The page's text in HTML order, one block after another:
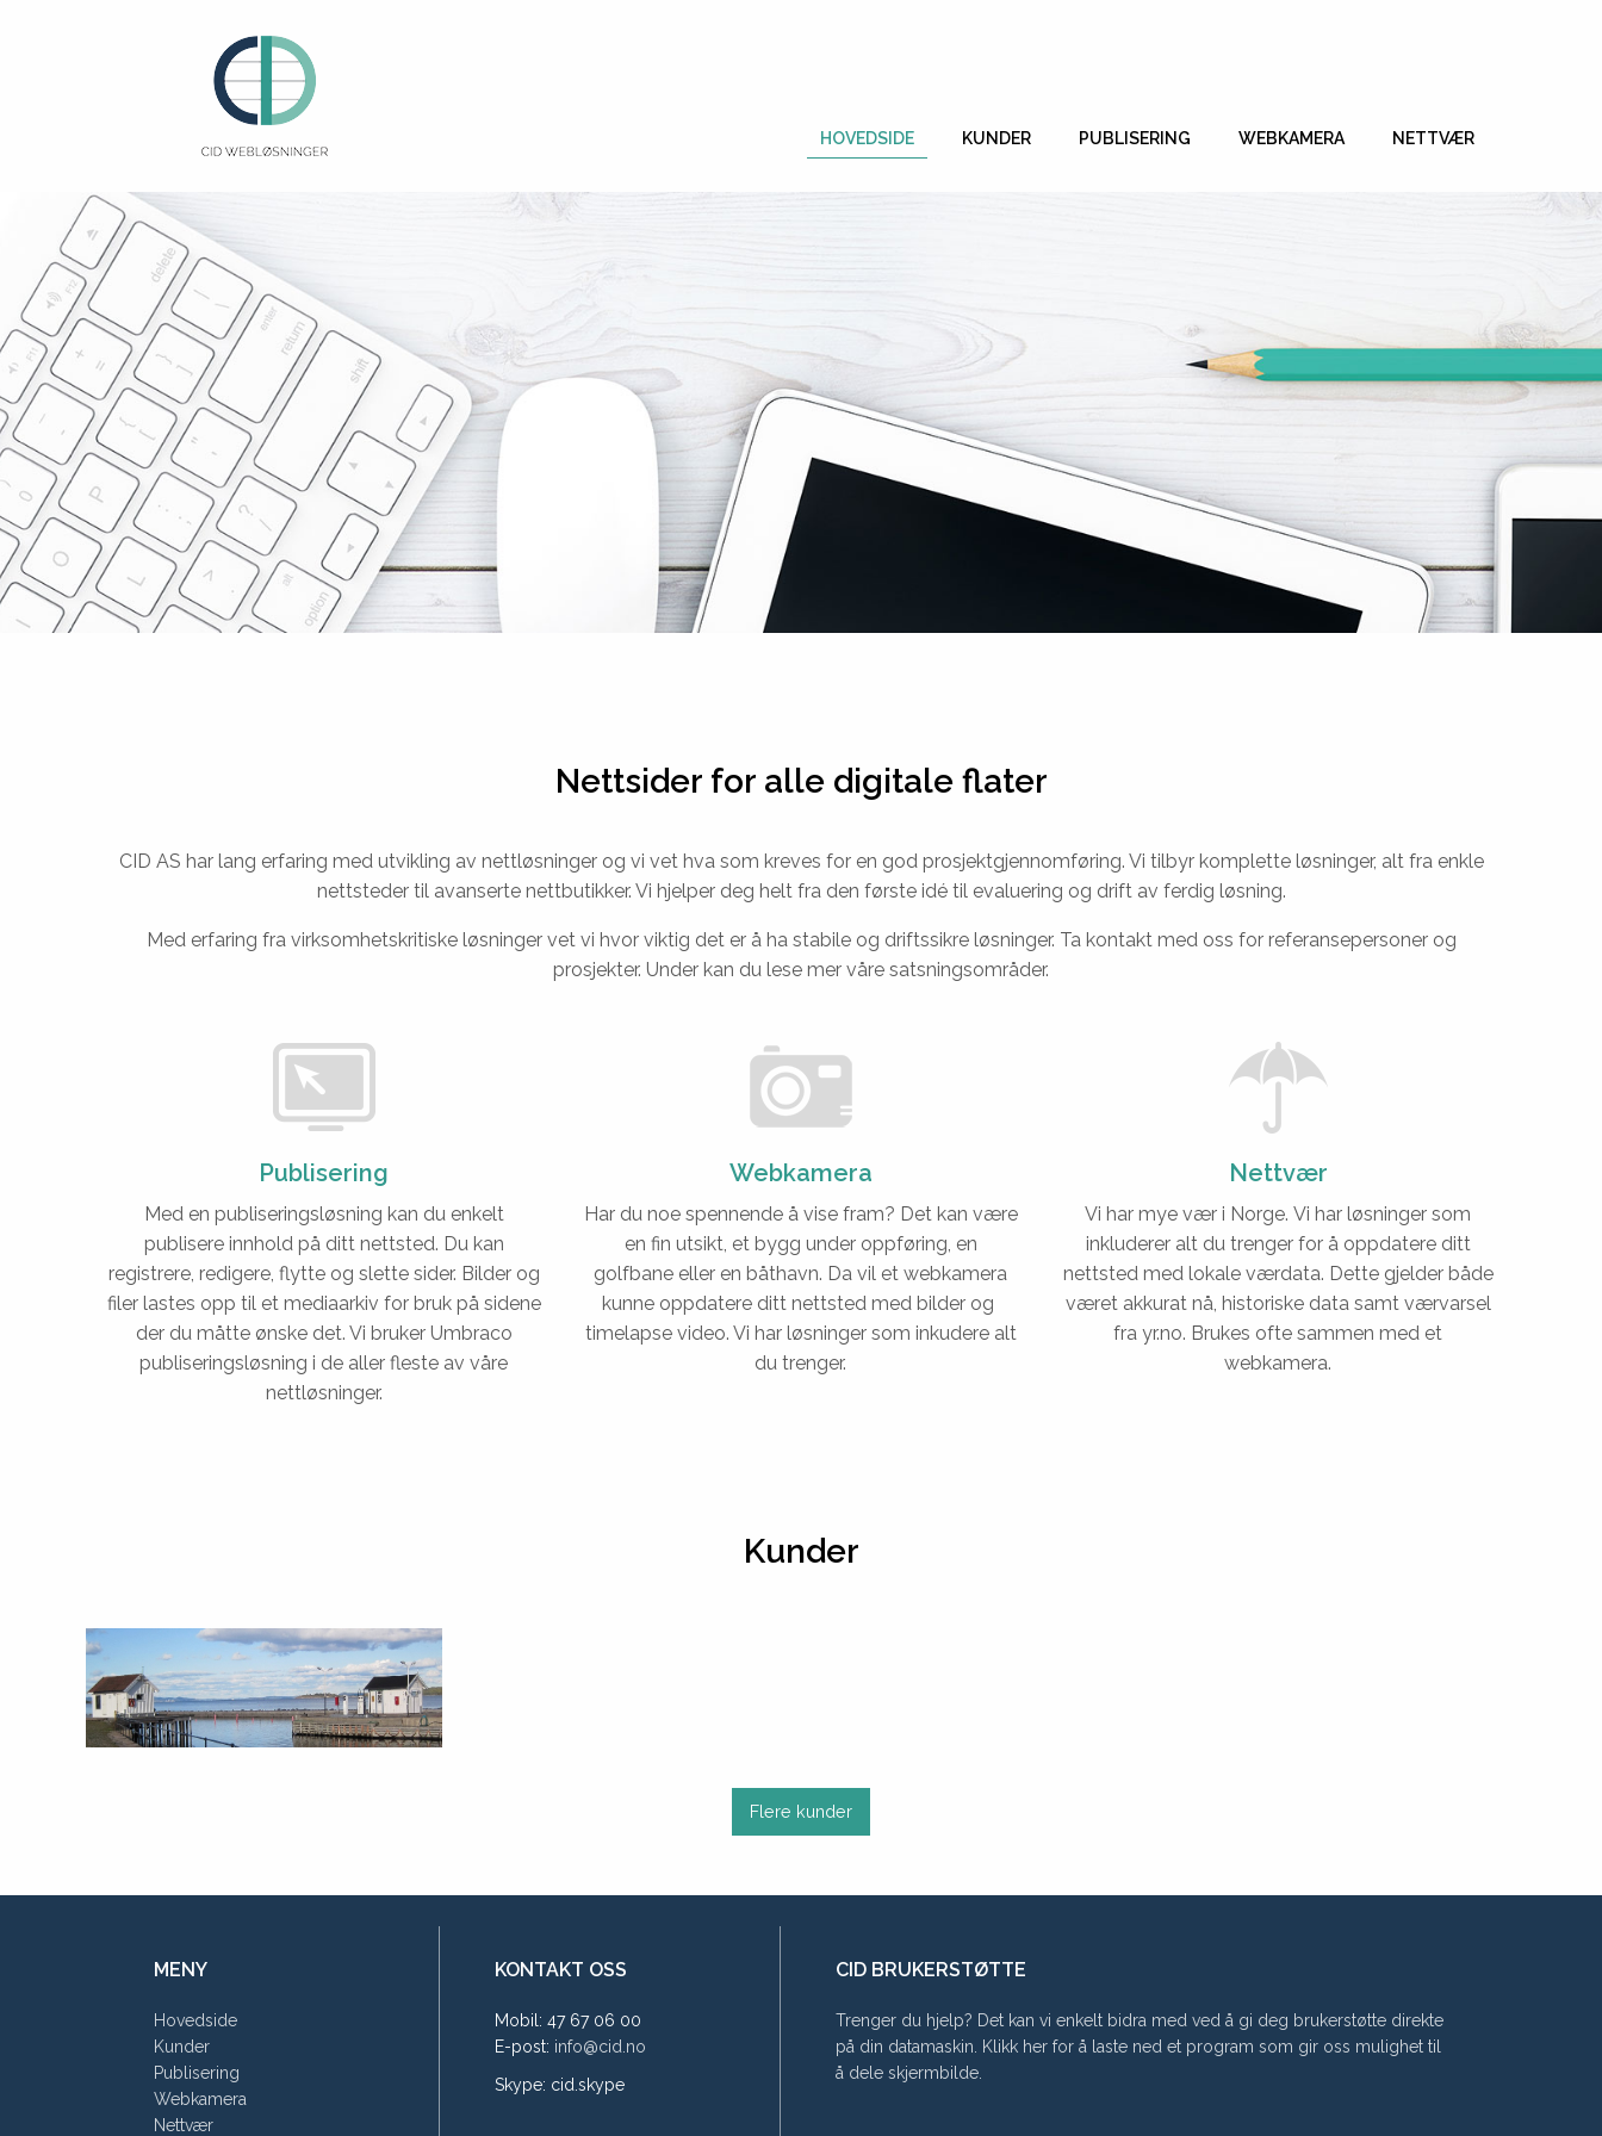
HOVEDSIDE KUNDER PUBLISERING WEBKAMERA NETTVÆR
Nettsider for alle digitale flater
CID AS har lang erfaring med utvikling av nettløsninger og vi vet hva som kreves for en god prosjektgjennomføring. Vi tilbyr komplette løsninger, alt fra enkle
nettsteder til avanserte nettbutikker. Vi hjelper deg helt fra den første idé til evaluering og drift av ferdig løsning.
Med erfaring fra virksomhetskritiske løsninger vet vi hvor viktig det er å ha stabile og driftssikre løsninger. Ta kontakt med oss for referansepersoner og
prosjekter. Under kan du lese mer våre satsningsområder.
Publisering
Med en publiseringsløsning kan du enkelt
publisere innhold på ditt nettsted. Du kan
registrere, redigere, flytte og slette sider. Bilder og
filer lastes opp til et mediaarkiv for bruk på sidene
der du måtte ønske det. Vi bruker Umbraco
publiseringsløsning i de aller fleste av våre
nettløsninger.
Webkamera
Har du noe spennende å vise fram? Det kan være
en fin utsikt, et bygg under oppføring, en
golfbane eller en båthavn. Da vil et webkamera
kunne oppdatere ditt nettsted med bilder og
timelapse video. Vi har løsninger som inkudere alt
du trenger.
Nettvær
Vi har mye vær i Norge. Vi har løsninger som
inkluderer alt du trenger for å oppdatere ditt
nettsted med lokale værdata. Dette gjelder både
været akkurat nå, historiske data samt værvarsel
fra yr.no. Brukes ofte sammen med et
webkamera.
Kunder
HORTEN HAVN
Klikk for å se flere kunder
Flere kunder
MENY
Hovedside
Kunder
Publisering
Webkamera
Nettvær
KONTAKT OSS
Mobil: 47 67 06 00
E-post: info@cid.no
Skype: cid.skype
CID BRUKERSTØTTE
Trenger du hjelp? Det kan vi enkelt bidra med ved å gi deg brukerstøtte direkte
på din datamaskin. Klikk her for å laste ned et program som gir oss mulighet til
å dele skjermbilde.